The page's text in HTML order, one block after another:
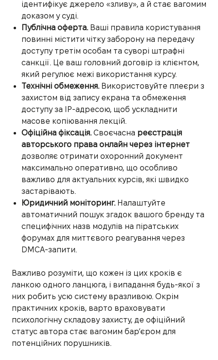
ідентифікує джерело «зливу», а й стає вагомим
доказом у суді.
Публічна оферта. Ваші правила користування
повинні містити чітку заборону на передачу
доступу третім особам та суворі штрафні
санкції. Це ваш головний договір із клієнтом,
який регулює межі використання курсу.
Технічні обмеження. Використовуйте плеєри з
захистом від запису екрана та обмеження
доступу за IP-адресою, щоб ускладнити
масове копіювання лекцій.
Офіційна фіксація. Своєчасна реєстрація
авторського права онлайн через інтернет
дозволяє отримати охоронний документ
максимально оперативно, що особливо
важливо для актуальних курсів, які швидко
застарівають.
Юридичний моніторинг. Налаштуйте
автоматичний пошук згадок вашого бренду та
специфічних назв модулів на піратських
форумах для миттєвого реагування через
DMCA-запити.
Важливо розуміти, що кожен із цих кроків є
ланкою одного ланцюга, і випадання будь-якої з
них робить усю систему вразливою. Окрім
практичних кроків, варто враховувати
психологічну складову захисту, де офіційний
статус автора стає вагомим бар’єром для
потенційних порушників.